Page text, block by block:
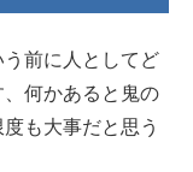
前に人としてど
何かあると鬼の
も大事だと思う